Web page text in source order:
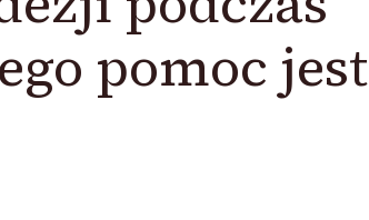
pomoc jest